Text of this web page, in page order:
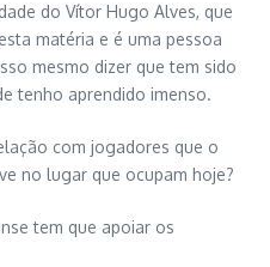
do Vítor Hugo Alves, que
matéria e é uma pessoa
mesmo dizer que tem sido
tenho aprendido imenso.
com jogadores que o
no lugar que ocupam hoje?
tem que apoiar os